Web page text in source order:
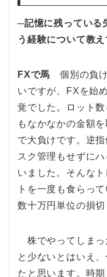
─記憶に残っている
う経験について教
FXで馬 個別の負
いですが、FXを始
覚でした。ロット
もなかなかの金額
で大負けです。逆
スク管理もせずに
いました。そんな
トを一度も食らっ
数十万円単位の損切
株でやってしまっ
と少ないとはいえ
たと思います。時